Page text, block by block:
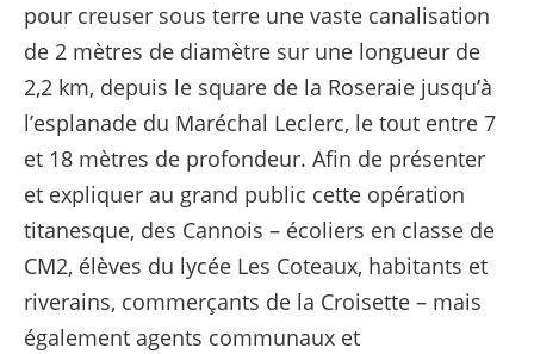
pour creuser sous terre une vaste canalisation
de 2 mètres de diamètre sur une longueur de
2,2 km, depuis le square de la Roseraie jusqu’à
l’esplanade du Maréchal Leclerc, le tout entre 7
et 18 mètres de profondeur. Afin de présenter
et expliquer au grand public cette opération
titanesque, des Cannois – écoliers en classe de
CM2, élèves du lycée Les Coteaux, habitants et
riverains, commerçants de la Croisette – mais
également agents communaux et